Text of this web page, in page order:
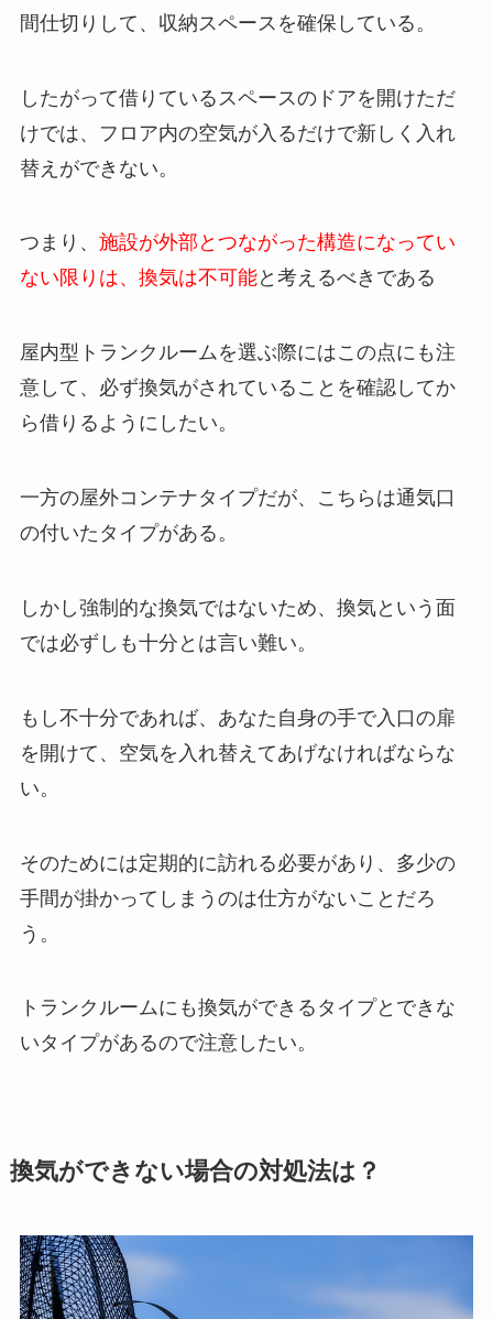
間仕切りして、収納スペースを確保している。
したがって借りているスペースのドアを開けただ
けでは、フロア内の空気が入るだけで新しく入れ
替えができない。
つまり、 施設が外部とつながった構造になってい
ない限りは、換気は不可能と考えるべきである
屋内型トランクルームを選ぶ際にはこの点にも注
意して、必ず換気がされていることを確認してか
ら借りるようにしたい。
一方の屋外コンテナタイプだが、こちらは通気口
の付いたタイプがある。
しかし強制的な換気ではないため、換気という面
では必ずしも十分とは言い難い。
もし不十分であれば、あなた自身の手で入口の扉
を開けて、空気を入れ替えてあげなければならな
い。
そのためには定期的に訪れる必要があり、多少の
手間が掛かってしまうのは仕方がないことだろ
う。
トランクルームにも換気ができるタイプとできな
いタイプがあるので注意したい。
換気ができない場合の対処法は？